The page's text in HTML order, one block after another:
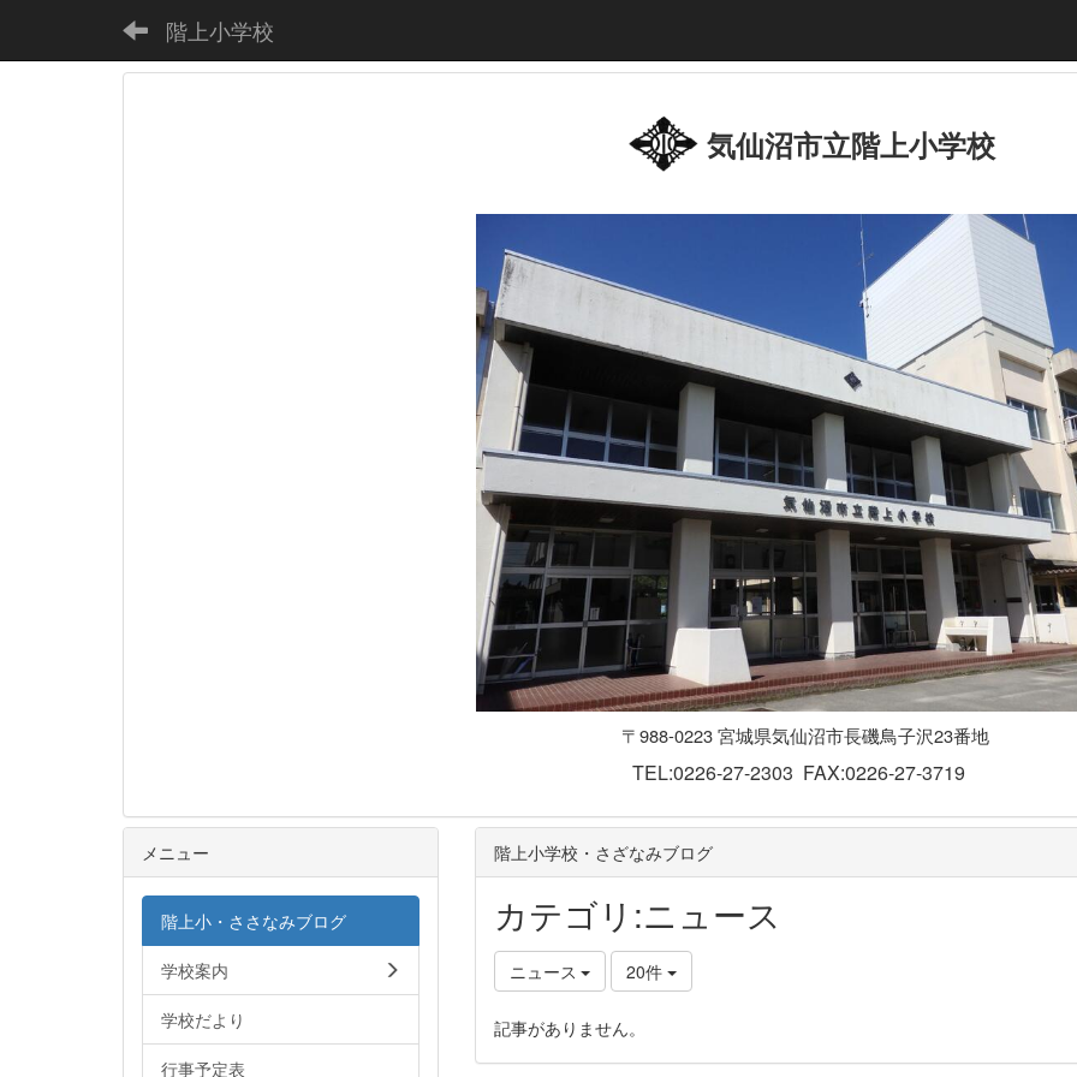
階上小学校
気仙沼市立階上小学校
〒988-0223 宮城県気仙沼市長磯鳥子沢23番地
TEL:0226-27-2303 FAX:0226-27-3719
階上小学校・さざなみブログ
カテゴリ:ニュース
ニュース 20件
記事がありません。
メニュー
階上小・ささなみブログ
学校案内
学校だより
行事予定表